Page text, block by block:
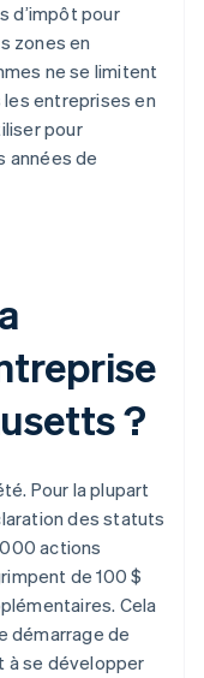
d’impôt pour
zones en
ne se limitent
entreprises en
pour
années de
?
Pour la plupart
des statuts
actions
de 100 $
Cela
démarrage de
à se développer